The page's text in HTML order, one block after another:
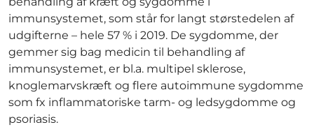
immunsystemet, som står for langt størstedelen af
udgifterne – hele 57 % i 2019. De sygdomme, der
gemmer sig bag medicin til behandling af
immunsystemet, er bl.a. multipel sklerose,
knoglemarvskræft og flere autoimmune sygdomme
som fx inflammatoriske tarm- og ledsygdomme og
psoriasis.